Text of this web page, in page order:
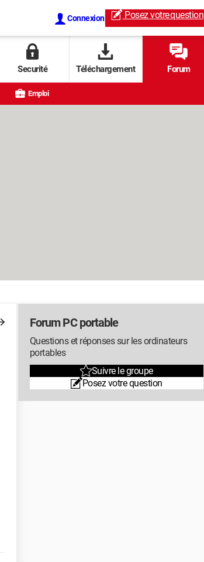
Connexion Posez votrequestion
Securité Téléchargement Forum
Emploi
Forum PC portable
Questions et réponses sur les ordinateurs
portables
Suivre le groupe
Posez votre question